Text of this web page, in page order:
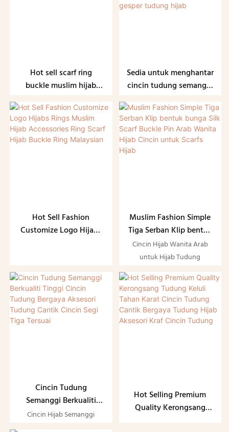
Hot sell scarf ring
buckle muslim hijab
rings
Sedia untuk menghantar
cincin tudung semanggi
aksesori tudung
muslimah Cincin gesper
tudung hijab
Hot Sell Fashion
Customize Logo Hijabs
Malaysian
Muslim Fashion Simple
Tiga Serban Klip bentuk
bunga Silk Scarf Buckle
Pin Arab Wanita Hijab
Hijab
Cincin Hijab Wanita Arab
untuk Hijab Tudung
Cincin Tudung
Semanggi Berkualiti
Tinggi Cincin Tudung
Cincin Hijab Semanggi
Hot Selling Premium
Quality Kerongsang